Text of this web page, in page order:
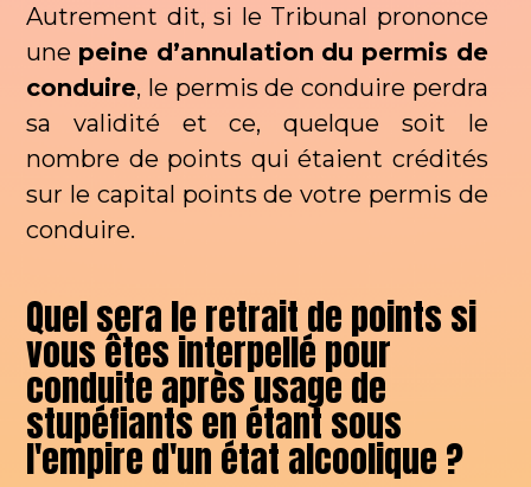
Autrement dit, si le Tribunal prononce
une peine d’annulation du permis de
conduire, le permis de conduire perdra
sa validité et ce, quelque soit le
nombre de points qui étaient crédités
sur le capital points de votre permis de
conduire.
Quel sera le retrait de points si
vous êtes interpellé pour
conduite après usage de
stupéfiants en étant sous
l'empire d'un état alcoolique ?